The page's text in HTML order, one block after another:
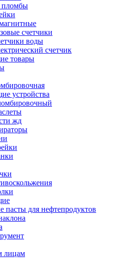
пломбы
счетчики
воды
счетчик
товары
устройства
жд
пасты для нефтепродуктов
лицам